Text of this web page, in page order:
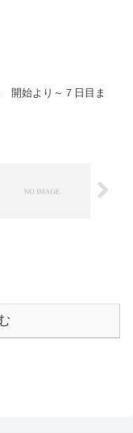
開始より～７日目ま